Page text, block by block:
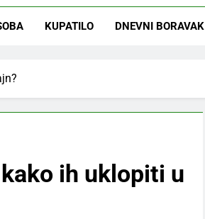
KUPATILO DNEVNI BORAVAK
ih uklopiti u